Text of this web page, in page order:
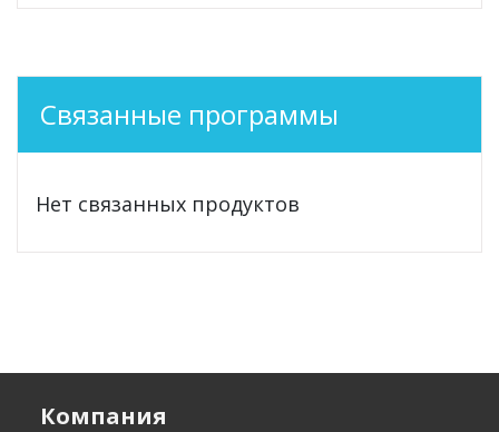
Связанные программы
Нет связанных продуктов
Компания